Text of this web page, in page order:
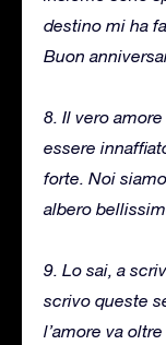
destino mi ha
Buon
8. Il vero
essere
forte. Noi
albero
9. Lo sai, a
scrivo queste
l’amore va